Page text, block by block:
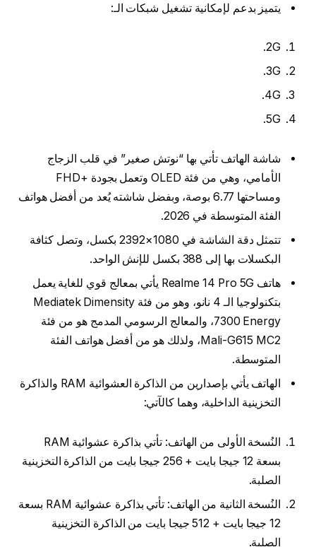
يتميز بدعم لإمكانية تشغيل شبكات الـ:
2G.
3G.
4G.
5G.
شاشة الهاتف تأتي بها “نوتش صغير” في قلب الزجاج
الأمامي، وهي من فئة OLED وتعمل بجودة +FHD
ومساحتها 6.77 بوصة، وبفضل شاشته يُعد من أفضل هواتف
الفئة المتوسطة في 2026.
تتمثل دقة الشاشة في 1080×2392 بكسل، وتصل كثافة
البكسلات بها إلى 388 بكسل للإنش الواحد.
هاتف Realme 14 Pro 5G يأتي بمعالج قوي للغاية يعمل
بتكنولوجيا الـ 4 نانو، وهو من فئة Mediatek Dimensity
7300 Energy، والمعالج الرسومي المدمج هو من فئة
Mali-G615 MC2، ولذلك هو من أفضل هواتف الفئة
المتوسطة.
الهاتف يأتي بإصدارين من الذاكرة العشوائية RAM والذاكرة
التخزينية الداخلية، وهما كالآتي:
النُسخة الأولى من الهاتف: تأتي بذاكرة عشوائية RAM
بسعة 12 جيجا بايت + 256 جيجا بايت من الذاكرة التخزينية
الصلبة.
النُسخة الثانية من الهاتف: تأتي بذاكرة عشوائية RAM بسعة
12 جيجا بايت + 512 جيجا بايت من الذاكرة التخزينية
الصلبة.